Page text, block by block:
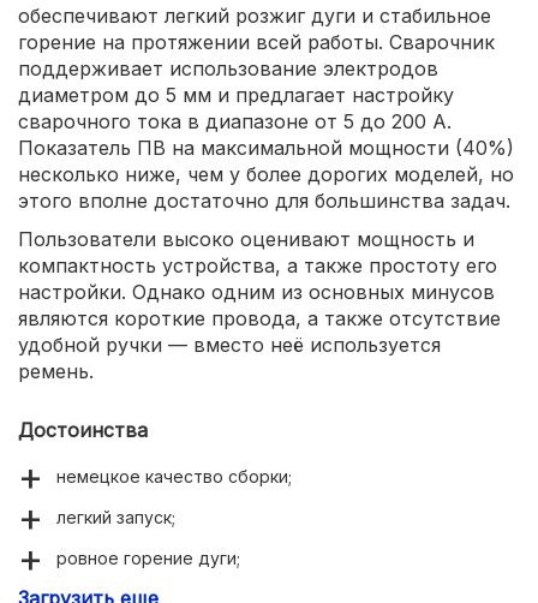
обеспечивают легкий розжиг дуги и стабильное
горение на протяжении всей работы. Сварочник
поддерживает использование электродов
диаметром до 5 мм и предлагает настройку
сварочного тока в диапазоне от 5 до 200 А.
Показатель ПВ на максимальной мощности (40%)
несколько ниже, чем у более дорогих моделей, но
этого вполне достаточно для большинства задач.
Пользователи высоко оценивают мощность и
компактность устройства, а также простоту его
настройки. Однако одним из основных минусов
являются короткие провода, а также отсутствие
удобной ручки — вместо неё используется
ремень.
Достоинства
немецкое качество сборки;
легкий запуск;
ровное горение дуги;
мощность.
Загрузить еще